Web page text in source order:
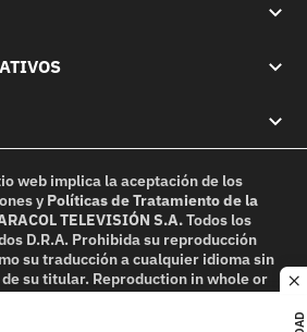
web implica la aceptación de los
y Políticas de Tratamiento de la
TELEVISIÓN S.A.Todos los
D.R.A. Prohibida su reproducción
su traducción a cualquier idioma sin
su titular. Reproduction in whole or
without written permission is